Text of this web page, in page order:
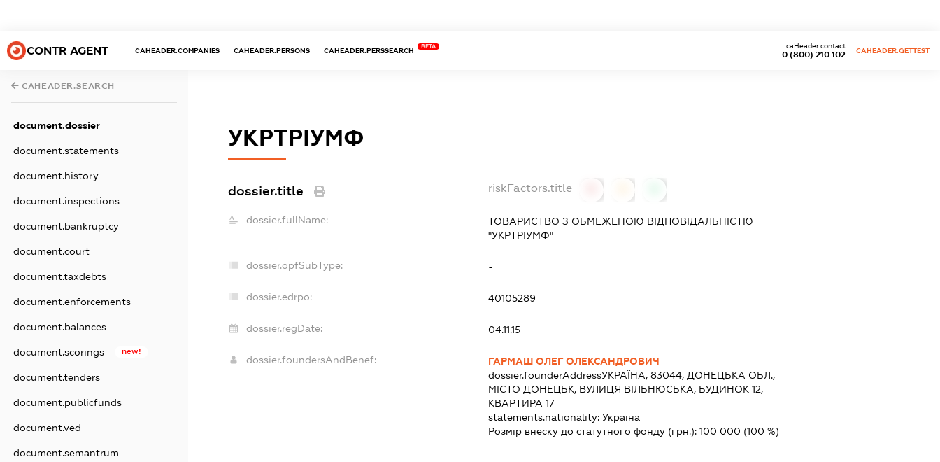
CONTR AGENT CAHEADER.COMPANIES CAHEADER.PERSONS CAHEADER.PERSSEARCH
BETA
0 (800) 210 102
caHeader.contact
CAHEADER.GETTEST
CAHEADER.SEARCH
document.dossier
document.statements
document.history
document.inspections
document.bankruptcy
document.court
document.taxdebts
document.enforcements
document.balances
document.scorings new!
document.tenders
document.publicfunds
document.ved
document.semantrum
УКРТРІУМФ
dossier.title riskFactors.title
dossier.fullName:
ТОВАРИСТВО З ОБМЕЖЕНОЮ ВІДПОВІДАЛЬНІСТЮ
"УКРТРІУМФ"
dossier.opfSubType: -
dossier.edrpo: 40105289
dossier.regDate: 04.11.15
dossier.foundersAndBenef:
ГАРМАШ ОЛЕГ ОЛЕКСАНДРОВИЧ
dossier.founderAddressУКРАЇНА, 83044, ДОНЕЦЬКА ОБЛ.,
МІСТО ДОНЕЦЬК, ВУЛИЦЯ ВІЛЬНЮСЬКА, БУДИНОК 12,
КВАРТИРА 17
statements.nationality: Україна
Розмір внеску до статутного фонду (грн.): 100 000 (100 %)